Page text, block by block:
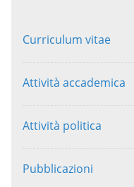
Curriculum vitae
Attività accademica
Attività politica
Pubblicazioni